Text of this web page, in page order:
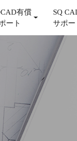
有償
ート
SQ
サポー